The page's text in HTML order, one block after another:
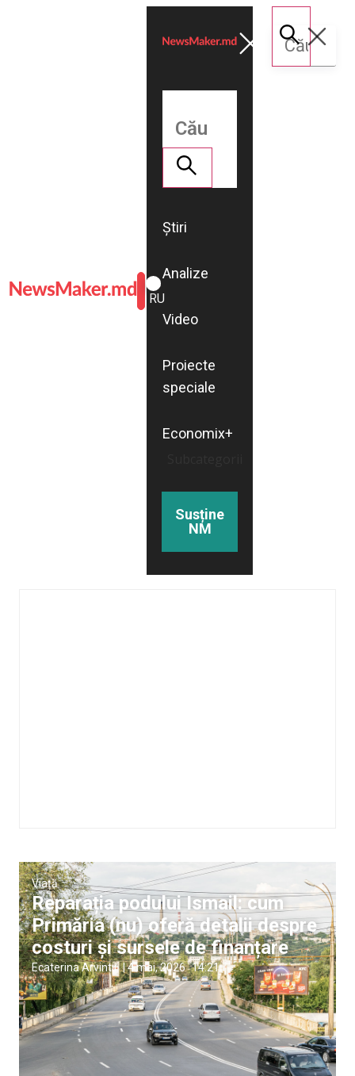
ROMÂNĂ
RU
Știri
Analize
Video
Proiecte
speciale
Economix+
Susține
NM
Viață
Reparația podului Ismail: cum
Primăria (nu) oferă detalii despre
costuri și sursele de finanțare
Ecaterina Arvintii |4 mai, 2026 14:21